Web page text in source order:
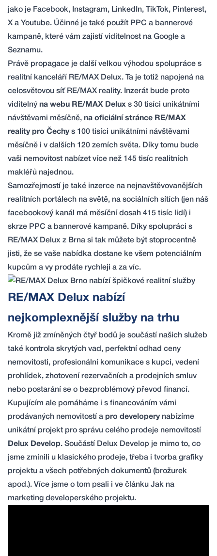
jako je Facebook, Instagram, LinkedIn, TikTok, Pinterest,
X a Youtube. Účinné je také použít PPC a bannerové
kampaně, které vám zajistí viditelnost na Google a
Seznamu.
Právě propagace je další velkou výhodou spolupráce s
realitní kanceláří RE/MAX Delux. Ta je totiž napojená na
celosvětovou síť RE/MAX reality. Inzerát bude proto
viditelný na webu RE/MAX Delux s 30 tisíci unikátními
návštěvami měsíčně, na oficiální stránce RE/MAX
reality pro Čechy s 100 tisíci unikátními návštěvami
měsíčně i v dalších 120 zemích světa. Díky tomu bude
vaši nemovitost nabízet více než 145 tisíc realitních
makléřů najednou.
Samozřejmostí je také inzerce na nejnavštěvovanějších
realitních portálech na světě, na sociálních sítích (jen náš
facebookový kanál má měsíční dosah 415 tisíc lidí) i
skrze PPC a bannerové kampaně. Díky spolupráci s
RE/MAX Delux z Brna si tak můžete být stoprocentně
jisti, že se vaše nabídka dostane ke všem potenciálním
kupcům a vy prodáte rychleji a za víc.
RE/MAX Delux nabízí
nejkomplexnější služby na trhu
Kromě již zmíněných čtyř bodů je součástí našich služeb
také kontrola skrytých vad , perfektní odhad ceny
nemovitosti, profesionální komunikace s kupci, vedení
prohlídek, zhotovení rezervačních a prodejních smluv
nebo postarání se o bezproblémový převod financí.
Kupujícím ale pomáháme i s financováním vámi
prodávaných nemovitostí a pro developery nabízíme
unikátní projekt pro správu celého prodeje nemovitostí
Delux Develop. Součástí Delux Develop je mimo to, co
jsme zmínili u klasického prodeje, třeba i tvorba grafiky
projektu a všech potřebných dokumentů (brožurek
apod.). Více jsme o tom psali i ve článku Jak na
marketing developerského projektu.